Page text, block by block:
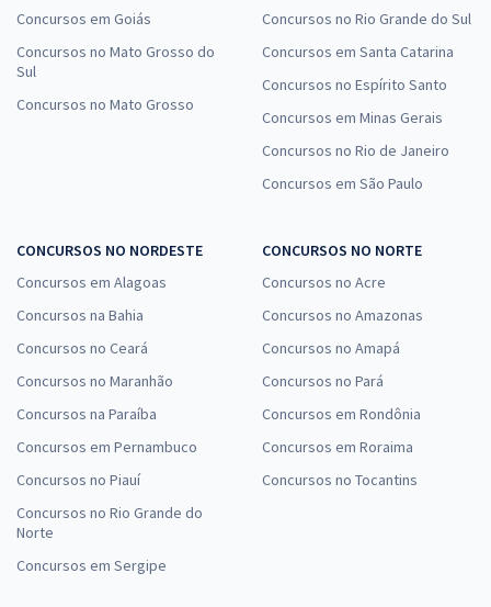
Concursos em Goiás
Concursos no Mato Grosso do
Sul
Concursos no Mato Grosso
Concursos no Rio Grande do Sul
Concursos em Santa Catarina
Concursos no Espírito Santo
Concursos em Minas Gerais
Concursos no Rio de Janeiro
Concursos em São Paulo
CONCURSOS NO NORDESTE
Concursos em Alagoas
Concursos na Bahia
Concursos no Ceará
Concursos no Maranhão
Concursos na Paraíba
Concursos em Pernambuco
Concursos no Piauí
Concursos no Rio Grande do
Norte
Concursos em Sergipe
CONCURSOS NO NORTE
Concursos no Acre
Concursos no Amazonas
Concursos no Amapá
Concursos no Pará
Concursos em Rondônia
Concursos em Roraima
Concursos no Tocantins